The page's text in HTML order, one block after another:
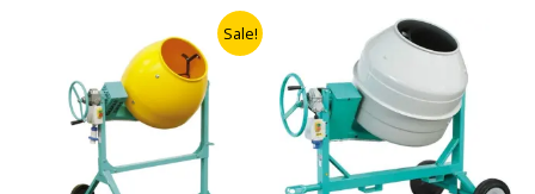
Sale!
price
was:
390.000Ft.
Current
price
is:
379.000Ft.